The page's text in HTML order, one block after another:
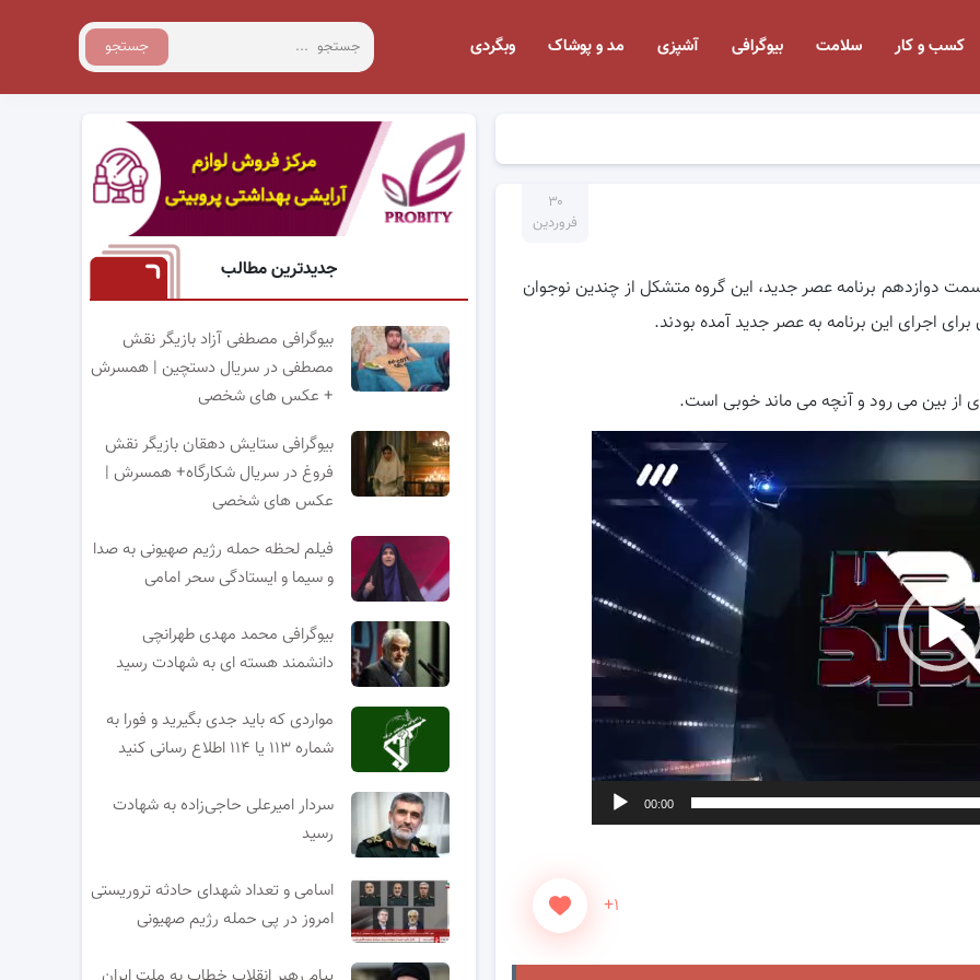
جستجو کسب و کار سلامت بیوگرافی آشپزی مد و پوشاک وبگردی
۳۰
فروردین
دوازدهم برنامه عصر جدید، این گروه متشکل از چندین نوجوان
اجرای این برنامه به عصر جدید آمده بودند.
از بین می رود و آنچه می ماند خوبی است.
00:00
+۱
جدیدترین مطالب
بیوگرافی مصطفی آزاد بازیگر نقش
مصطفی در سریال دستچین | همسرش
+ عکس های شخصی
بیوگرافی ستایش دهقان بازیگر نقش
فروغ در سریال شکارگاه+ همسرش |
عکس های شخصی
فیلم لحظه حمله رژیم صهیونی به صدا
و سیما و ایستادگی سحر امامی
بیوگرافی محمد مهدی طهرانچی
دانشمند هسته ای به شهادت رسید
مواردی که باید جدی بگیرید و فورا به
شماره ۱۱۳ یا ۱۱۴ اطلاع رسانی کنید
سردار امیرعلی حاجی‌زاده به شهادت
رسید
اسامی و تعداد شهدای حادثه تروریستی
امروز در پی حمله رژیم صهیونی